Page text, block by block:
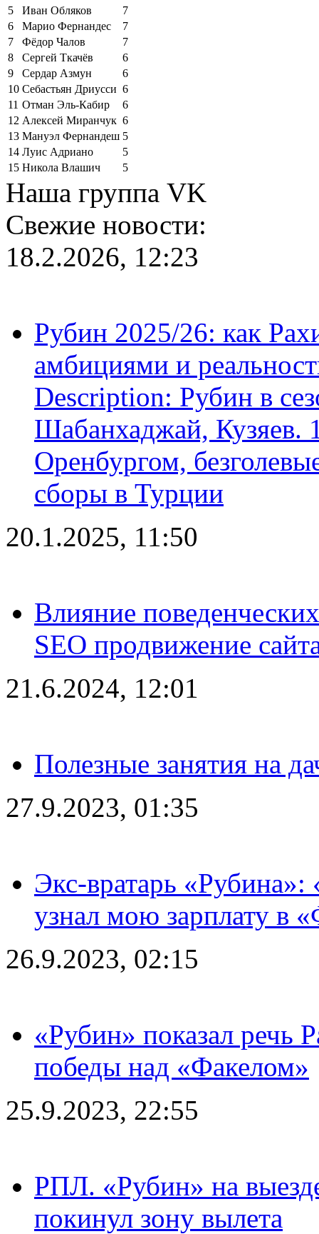
5
Иван Обляков
7
6
Марио Фернандес
7
7
Фёдор Чалов
7
8
Сергей Ткачёв
6
9
Сердар Азмун
6
10 Себастьян Дриусси 6
11 Отман Эль-Кабир
6
12 Алексей Миранчук 6
13 Мануэл Фернандеш 5
14 Луис Адриано
5
15 Никола Влашич 5
Наша группа VK
Свежие новости:
18.2.2026, 12:23
Рубин 2025/26: как
амбициями и
Description: Рубин в
Шабанхаджай, Кузяев.
Оренбургом,
сборы в Турции
20.1.2025, 11:50
Влияние
SEO продвижение
21.6.2024, 12:01
Полезные занятия на
27.9.2023, 01:35
Экс-вратарь «Рубина»:
узнал мою зарплату в
26.9.2023, 02:15
«Рубин» показал речь
победы над «Факелом»
25.9.2023, 22:55
РПЛ. «Рубин» на
покинул зону вылета